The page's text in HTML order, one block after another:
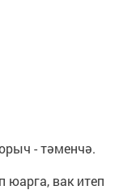
- тәменчә.
вак итеп